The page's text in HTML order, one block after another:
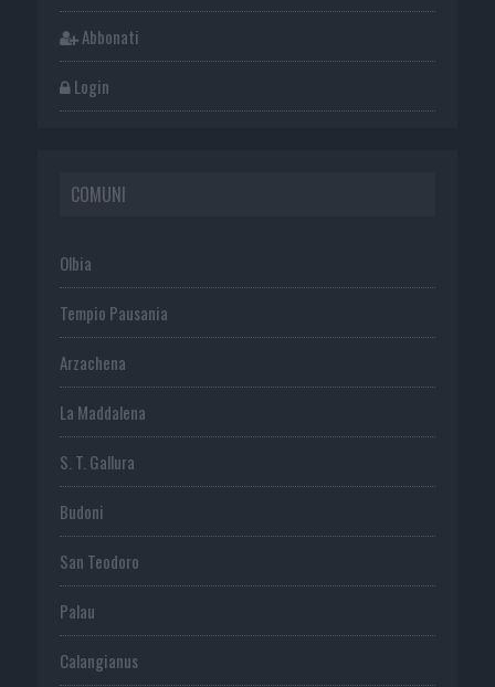
Abbonati
Login
COMUNI
Olbia
Tempio Pausania
Arzachena
La Maddalena
S. T. Gallura
Budoni
San Teodoro
Palau
Calangianus